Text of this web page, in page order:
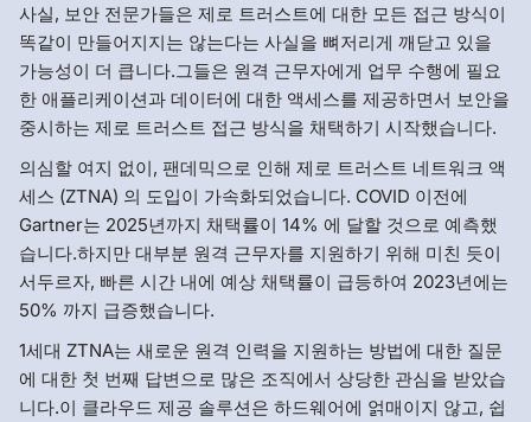
사실, 보안 전문가들은 제로 트러스트에 대한 모든 접근 방식이
똑같이 만들어지지는 않는다는 사실을 뼈저리게 깨닫고 있을
가능성이 더 큽니다.그들은 원격 근무자에게 업무 수행에 필요
한 애플리케이션과 데이터에 대한 액세스를 제공하면서 보안을
중시하는 제로 트러스트 접근 방식을 채택하기 시작했습니다.
의심할 여지 없이, 팬데믹으로 인해 제로 트러스트 네트워크 액
세스 (ZTNA) 의 도입이 가속화되었습니다. COVID 이전에
Gartner는 2025년까지 채택률이 14% 에 달할 것으로 예측했
습니다.하지만 대부분 원격 근무자를 지원하기 위해 미친 듯이
서두르자, 빠른 시간 내에 예상 채택률이 급등하여 2023년에는
50% 까지 급증했습니다.
1세대 ZTNA는 새로운 원격 인력을 지원하는 방법에 대한 질문
에 대한 첫 번째 답변으로 많은 조직에서 상당한 관심을 받았습
니다.이 클라우드 제공 솔루션은 하드웨어에 얽매이지 않고, 쉽